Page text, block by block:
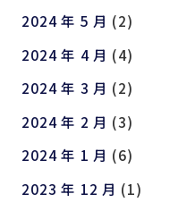
2024 年 5 月 (2)
2024 年 4 月 (4)
2024 年 3 月 (2)
2024 年 2 月 (3)
2024 年 1 月 (6)
2023 年 12 月 (1)